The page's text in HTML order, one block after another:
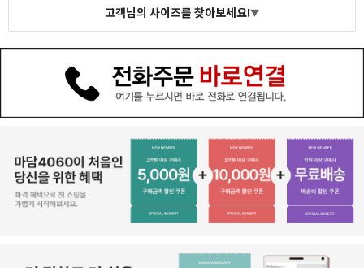
고객님의 사이즈를 찾아보세요!▼